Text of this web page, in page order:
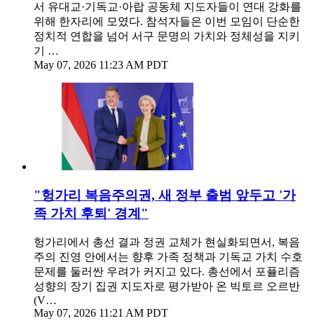
서 유대교·기독교·아랍 공동체 지도자들이 연대 강화를
위해 한자리에 모였다. 참석자들은 이번 모임이 단순한
정치적 연합을 넘어 서구 문명의 가치와 정체성을 지키
기 …
May 07, 2026 11:23 AM PDT
"헝가리 복음주의권, 새 정부 출범 앞두고 '가
족 가치 후퇴' 경계"
헝가리에서 총선 결과 정권 교체가 현실화되면서, 복음
주의 진영 안에서는 향후 가족 정책과 기독교 가치 수호
문제를 둘러싼 우려가 커지고 있다. 총선에서 포퓰리즘
성향의 장기 집권 지도자로 평가받아 온 빅토르 오르반
(V…
May 07, 2026 11:21 AM PDT